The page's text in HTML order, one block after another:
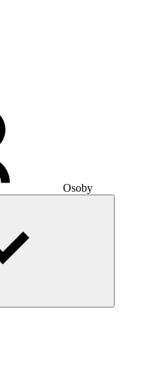
Osoby